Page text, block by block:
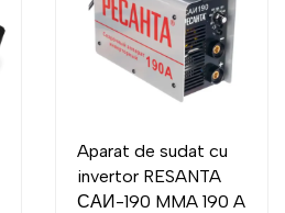
Aparat de sudat cu
invertor RESANTA
САИ-190 MMA 190 A